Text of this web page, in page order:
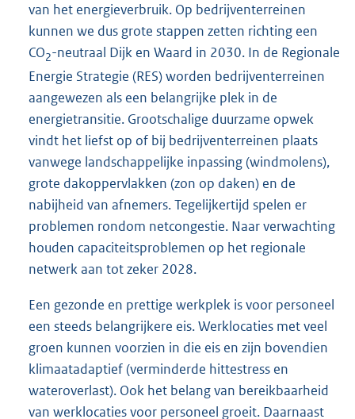
van het energieverbruik. Op bedrijventerreinen
kunnen we dus grote stappen zetten richting een
CO2-neutraal Dijk en Waard in 2030. In de Regionale
Energie Strategie (RES) worden bedrijventerreinen
aangewezen als een belangrijke plek in de
energietransitie. Grootschalige duurzame opwek
vindt het liefst op of bij bedrijventerreinen plaats
vanwege landschappelijke inpassing (windmolens),
grote dakoppervlakken (zon op daken) en de
nabijheid van afnemers. Tegelijkertijd spelen er
problemen rondom netcongestie. Naar verwachting
houden capaciteitsproblemen op het regionale
netwerk aan tot zeker 2028.
Een gezonde en prettige werkplek is voor personeel
een steeds belangrijkere eis. Werklocaties met veel
groen kunnen voorzien in die eis en zijn bovendien
klimaatadaptief (verminderde hittestress en
wateroverlast). Ook het belang van bereikbaarheid
van werklocaties voor personeel groeit. Daarnaast